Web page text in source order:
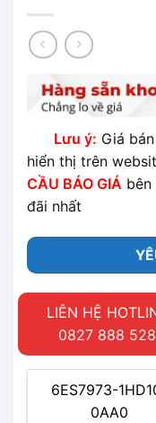
Lưu ý: Giá
hiển thị trên
CẦU BÁO GIÁ
đãi nhất
LIÊN HỆ
0827 888 528
6ES7973-
0AA0